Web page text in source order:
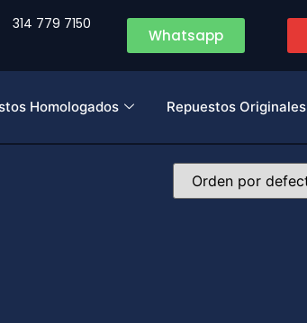
314 779 7150
Whatsapp
Homologados Repuestos Originales